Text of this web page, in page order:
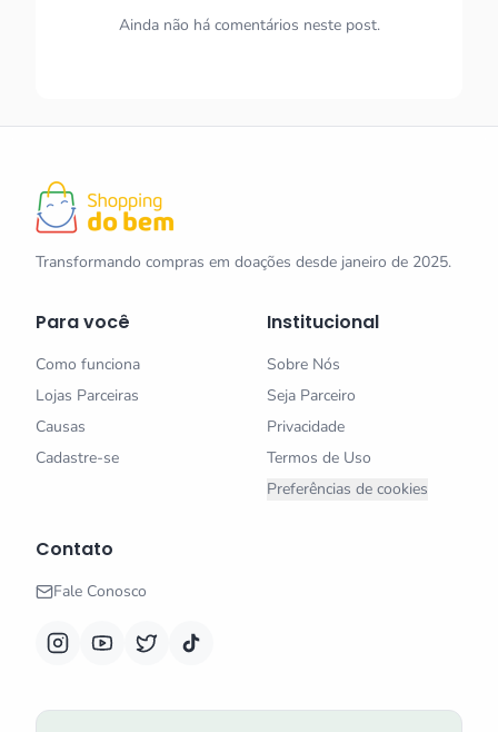
Ainda não há comentários neste post.
Transformando compras em doações desde janeiro de 2025.
Para você
Como funciona
Lojas Parceiras
Causas
Cadastre-se
Institucional
Sobre Nós
Seja Parceiro
Privacidade
Termos de Uso
Preferências de cookies
Contato
Fale Conosco